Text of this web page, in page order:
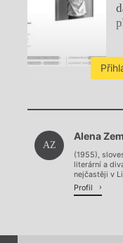
AZ
Alena
(1955),
literární a
nejčastěji v
Profil